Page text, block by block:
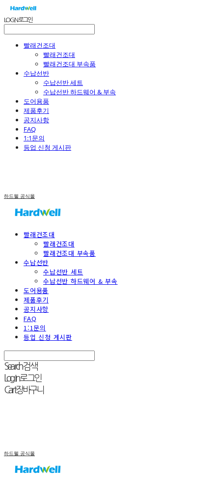
LOG IN로그인
빨래건조대
빨래건조대
빨래건조대 부속품
수납선반
수납선반 세트
수납선반 하드웨어 & 부속
도어용품
제품후기
공지사항
FAQ
1:1문의
등업 신청 게시판
하드웰 공식몰
빨래건조대
빨래건조대
빨래건조대 부속품
수납선반
수납선반 세트
수납선반 하드웨어 & 부속
도어용품
제품후기
공지사항
FAQ
1:1문의
등업 신청 게시판
Search검색
Log In로그인
Cart장바구니
하드웰 공식몰